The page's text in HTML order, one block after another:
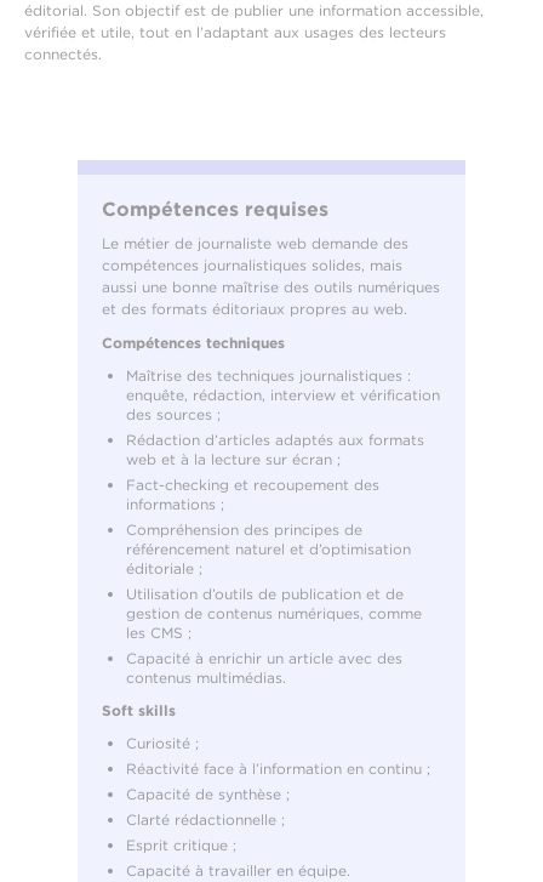
éditorial. Son objectif est de publier une information accessible,
vérifiée et utile, tout en l’adaptant aux usages des lecteurs
connectés.
Compétences requises
Le métier de journaliste web demande des
compétences journalistiques solides, mais
aussi une bonne maîtrise des outils numériques
et des formats éditoriaux propres au web.
Compétences techniques
Maîtrise des techniques journalistiques :
enquête, rédaction, interview et vérification
des sources ;
Rédaction d’articles adaptés aux formats
web et à la lecture sur écran ;
Fact-checking et recoupement des
informations ;
Compréhension des principes de
référencement naturel et d’optimisation
éditoriale ;
Utilisation d’outils de publication et de
gestion de contenus numériques, comme
les CMS ;
Capacité à enrichir un article avec des
contenus multimédias.
Soft skills
Curiosité ;
Réactivité face à l’information en continu ;
Capacité de synthèse ;
Clarté rédactionnelle ;
Esprit critique ;
Capacité à travailler en équipe.